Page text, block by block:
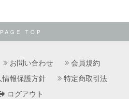
PAGE TOP
お問い合わせ
会員規約
情報保護方針
特定商取引法
ログアウト